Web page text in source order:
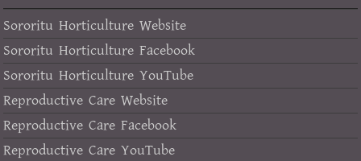
Sororitu Horticulture Website
Sororitu Horticulture Facebook
Sororitu Horticulture YouTube
Reproductive Care Website
Reproductive Care Facebook
Reproductive Care YouTube